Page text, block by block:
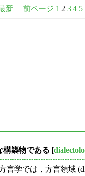
新 前ページ 1 2 3 4 5
構築物である [
学では，方言領域